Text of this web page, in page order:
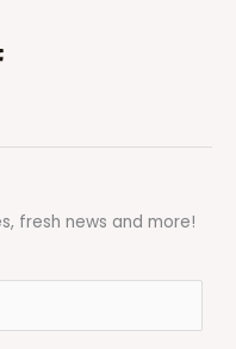
fresh news and more!